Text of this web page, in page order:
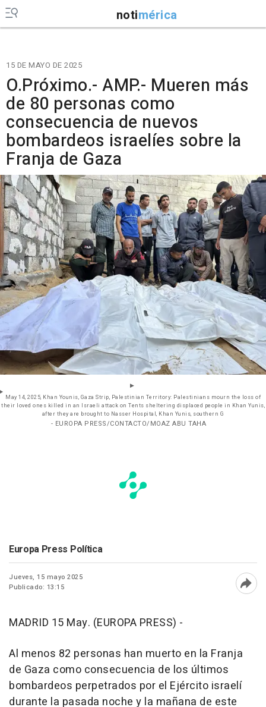
notimérica
15 DE MAYO DE 2025
O.Próximo.- AMP.- Mueren más
de 80 personas como
consecuencia de nuevos
bombardeos israelíes sobre la
Franja de Gaza
May 14, 2025, Khan Younis, Gaza Strip, Palestinian Territory: Palestinians mourn the loss of
their loved ones killed in an Israeli attack on Tents sheltering displaced people in Khan Yunis,
after they are brought to Nasser Hospital, Khan Yunis, southern G
- EUROPA PRESS/CONTACTO/MOAZ ABU TAHA
Europa Press Política
Jueves, 15 mayo 2025
Publicado: 13:15
MADRID 15 May. (EUROPA PRESS) -
Al menos 82 personas han muerto en la Franja
de Gaza como consecuencia de los últimos
bombardeos perpetrados por el Ejército israelí
durante la pasada noche y la mañana de este